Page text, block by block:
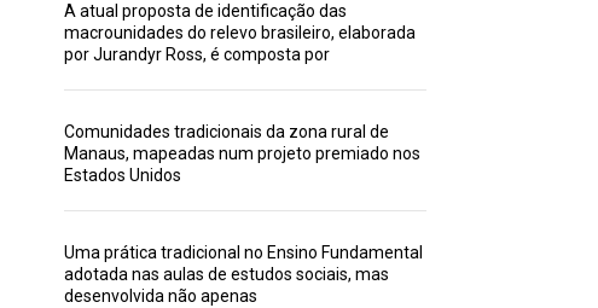
A atual proposta de identificação das
macrounidades do relevo brasileiro, elaborada
por Jurandyr Ross, é composta por
Comunidades tradicionais da zona rural de
Manaus, mapeadas num projeto premiado nos
Estados Unidos
Uma prática tradicional no Ensino Fundamental
adotada nas aulas de estudos sociais, mas
desenvolvida não apenas